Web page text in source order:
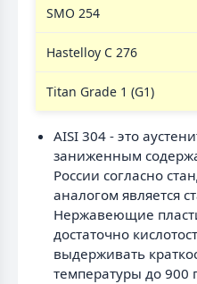
SMO 254
Hastelloy C 276
Titan Grade 1 (G1)
AISI 304 - это
заниженным
России согласно
аналогом является
Нержавеющие
достаточно
выдерживать
температуры до 900